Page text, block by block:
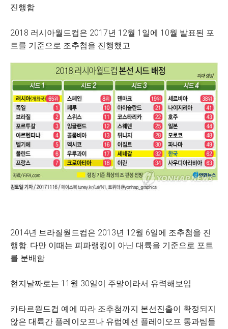
진행함
2018 러시아월드컵은 2017년 12월 1일에 10월 발표된 포
트를 기준으로 조추첨을 진행했고
2014년 브라질웓드컵은 2013년 12월 6일에 조추첨을 진
행함. 다만 이때는 피파랭킹이 아닌 대륙을 기준으로 포트
를 분배함
현지날짜로는 11월 30일이 주말이라서 유력해보임
카타르웓드컵 예에 따라 조추첨까지 본선진출이 확정되지
않은 대륙간 플레이오프나 유럽예선 플레이오프 통과팀들